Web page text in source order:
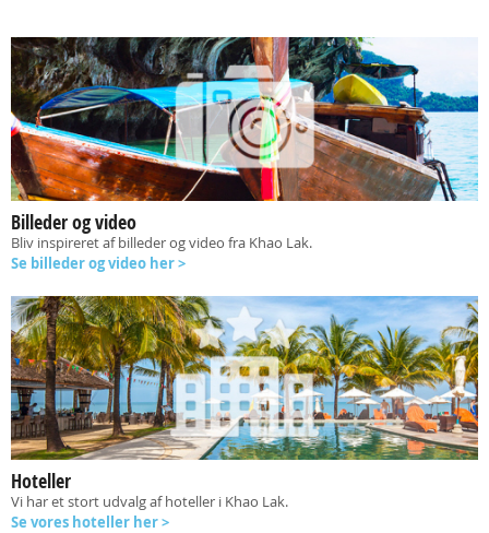
Billeder og video
Bliv inspireret af billeder og video fra Khao Lak.
Se billeder og video her >
Hoteller
Vi har et stort udvalg af hoteller i Khao Lak.
Se vores hoteller her >